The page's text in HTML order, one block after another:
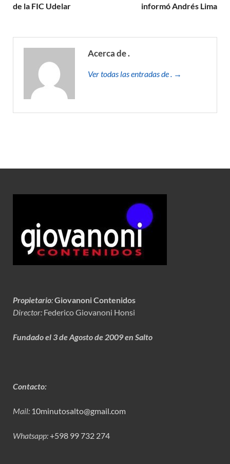
de la FIC Udelar
informó Andrés Lima
Acerca de .
Ver todas las entradas de . →
Propietario:Giovanoni Contenidos
Director: Federico Giovanoni Honsi
Fundado el 3 de Agosto de 2009 en Salto
Contacto:
Mail: 10minutosalto@gmail.com
Whatsapp:+598 99 732 274